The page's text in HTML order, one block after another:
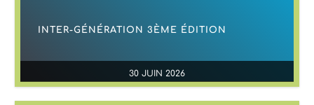
30 JUIN 2026
INTER-GÉNÉRATION 3ÈME ÉDITION